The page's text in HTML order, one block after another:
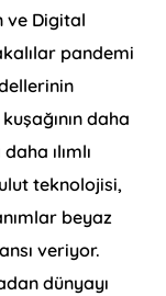
ve Digital
pandemi
daha
ılımlı
teknolojisi,
beyaz
veriyor.
dünyayı